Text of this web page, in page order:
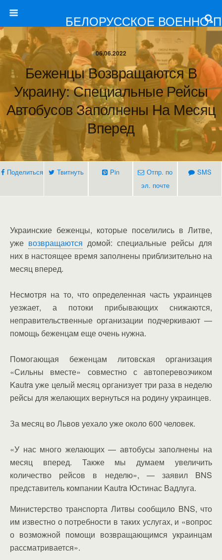
БЕЛОРУССКОЕ ВОЕННО-
06.06.2022
Беженцы Возвращаются В
Украину: Специальные Рейсы
Автобусов Заполнены На Месяц
Вперед
Поделиться Твитнуть Pin
Отпр. по
эл. почте
SMS
Украинские беженцы, которые поселились в Литве,
уже возвращаются домой: специальные рейсы для
них в настоящее время заполнены приблизительно на
месяц вперед.
Несмотря на то, что определенная часть украинцев
уезжает, а потоки прибывающих снижаются,
неправительственные организации подчеркивают —
помощь беженцам еще очень нужна.
Помогающая беженцам литовская организация
«Сильны вместе» совместно с автоперевозчиком
Kautra уже целый месяц организует три раза в неделю
рейсы для желающих вернуться на родину украинцев.
За месяц во Львов уехало уже около 600 человек.
«У нас много желающих — автобусы заполнены на
месяц вперед. Также мы думаем увеличить
количество рейсов в неделю», — заявил BNS
представитель компании Kautra Юстинас Вадлуга.
Министерство транспорта Литвы сообщило BNS, что
им известно о потребности в таких услугах, и «вопрос
о возможной помощи возвращающимся украинцам
рассматривается».